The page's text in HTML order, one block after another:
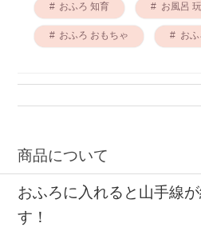
おふろ 知育 お風呂
おふろ おもちゃ お
商品について
おふろに入れると山手線
す！